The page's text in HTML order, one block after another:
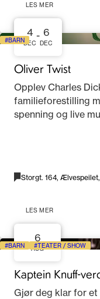
LES MER
BARN
4
DEC
- 6
DEC
Oliver Twist
Opplev Charles
familieforestilling
spenning og live
Storgt. 164,
LES MER
BARN TEATER / SHOW
6
AUG
Kaptein Knuff-
Gjør deg klar for